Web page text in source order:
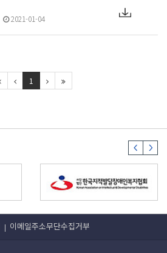
2021-01-04
1
이메일주소무단수집거부